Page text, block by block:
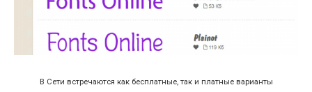
В Сети встречаются как бесплатные, так и платные варианты